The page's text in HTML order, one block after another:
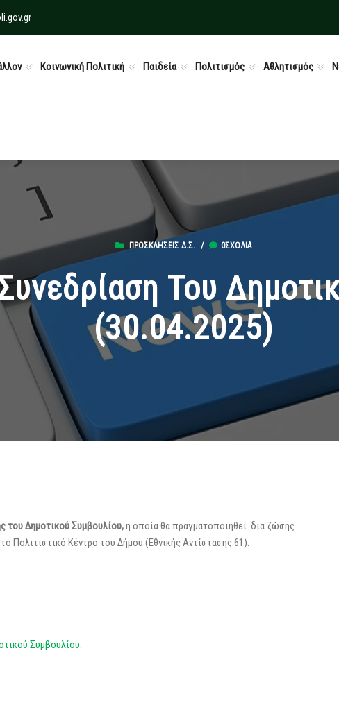
Κοινωνική Πολιτική Παιδεία Πολιτισμός Αθλητισμός
ΠΡΟΣΚΛΉΣΕΙΣ Δ.Σ. / 0ΣΧΌΛΙΑ
Του
(30.04.2025)
του Δημοτικού Συμβουλίου,η οποία θα πραγματοποιηθεί δια ζώσης
Πολιτιστικό Κέντρο του Δήμου (Εθνικής Αντίστασης 61).
Συμβουλίου.